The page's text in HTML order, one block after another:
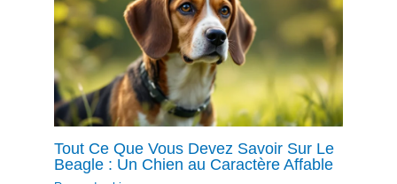
Tout Ce Que Vous Devez Savoir Sur Le
Beagle : Un Chien au Caractère Affable